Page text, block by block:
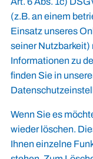
(z.B. an einem
Einsatz unseres
seiner Nutzbarkeit)
Informationen zu
finden Sie in
Wenn Sie es
wieder löschen.
Ihnen einzelne